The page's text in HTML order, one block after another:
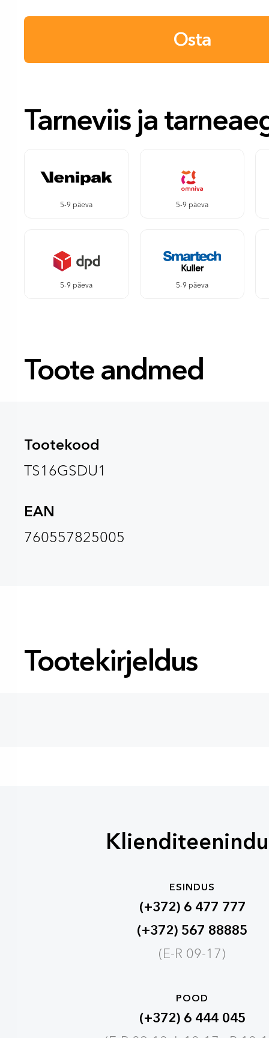
Osta
Tarneviis ja
5-9 päeva 5-9 päeva
5-9 päeva 5-9 päeva
Toote andmed
Tootekood
TS16GSDU1
EAN
760557825005
Tootekirjeldus
ESINDUS
(+372) 6 477 777
(+372) 567 88885
(E-R 09-17)
POOD
(+372) 6 444 045